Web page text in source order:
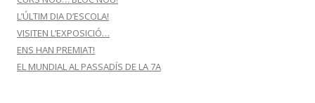
L’ÚLTIM DIA D’ESCOLA!
VISITEN L’EXPOSICIÓ…
ENS HAN PREMIAT!
EL MUNDIAL AL PASSADÍS DE LA 7A